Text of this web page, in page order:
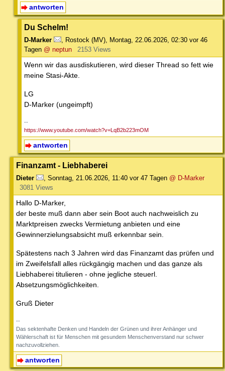
antworten
Du Schelm!
D-Marker Rostock (MV) Montag, 22.06.2026, 02:30 vor 46
Tagen @ neptun 2153 Views
Wenn wir das ausdiskutieren, wird dieser Thread so fett wie
meine Stasi-Akte.
LG
D-Marker (ungeimpft)
--
https://www.youtube.com/watch?v=LqB2b223mOM
antworten
Finanzamt - Liebhaberei
Dieter Sonntag, 21.06.2026, 11:40 vor 47 Tagen @ D-Marker
3081 Views
Hallo D-Marker,
der beste muß dann aber sein Boot auch nachweislich zu
Marktpreisen zwecks Vermietung anbieten und eine
Gewinnerzielungsabsicht muß erkennbar sein.
Spätestens nach 3 Jahren wird das Finanzamt das prüfen und
im Zweifelsfall alles rückgängig machen und das ganze als
Liebhaberei titulieren - ohne jegliche steuerl.
Absetzungsmöglichkeiten.
Gruß Dieter
--
Das sektenhafte Denken und Handeln der Grünen und ihrer Anhänger und
Wählerschaft ist für Menschen mit gesundem Menschenverstand nur schwer
nachzuvollziehen.
antworten